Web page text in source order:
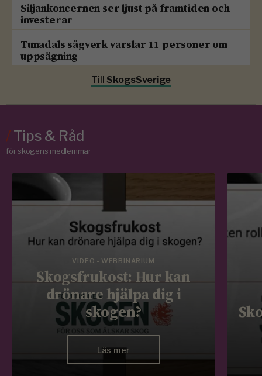
Siljankoncernen ser ljust på framtiden och
investerar
Tunadals sågverk varslar 11 personer om
uppsägning
Till SkogsSverige
/Tips & Råd
för skogens medlemmar
VIDEO - WEBBINARIUM
Skogsfrukost: Hur kan
drönare hjälpa dig i
skogen?
Läs mer